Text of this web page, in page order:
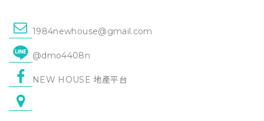
1984newhouse@gmail.com
@dmo4408n
NEW HOUSE 地產平台